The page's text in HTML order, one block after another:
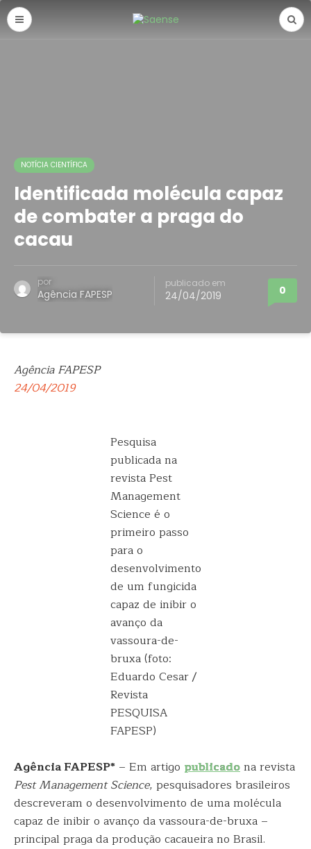
NOTÍCIA CIENTÍFICA
Identificada molécula capaz
de combater a praga do
cacau
por
Agência FAPESP
publicado em
24/04/2019 0
Agência FAPESP
24/04/2019
Pesquisa
publicada na
revista Pest
Management
Science é o
primeiro passo
para o
desenvolvimento
de um fungicida
capaz de inibir o
avanço da
vassoura-de-
bruxa (foto:
Eduardo Cesar /
Revista
PESQUISA
FAPESP)
Agência FAPESP* – Em artigo publicadona revista
Pest Management Science, pesquisadores brasileiros
descreveram o desenvolvimento de uma molécula
capaz de inibir o avanço da vassoura-de-bruxa –
principal praga da produção cacaueira no Brasil.